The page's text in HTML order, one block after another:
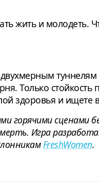
жить и молодеть.
туннелям
Только стойкость
здоровья и ищете
горячими сценами
Игра
FreshWomen.